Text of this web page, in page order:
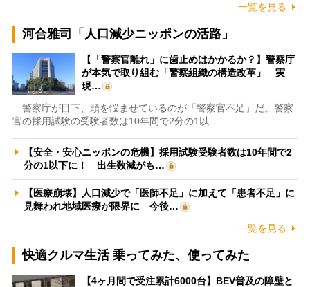
一覧を見る
河合雅司「人口減少ニッポンの活路」
【「警察官離れ」に歯止めはかかるか？】警察庁
が本気で取り組む「警察組織の構造改革」 実
現…
警察庁が目下、頭を悩ませているのが「警察官不足」だ。警察
官の採用試験の受験者数は10年間で2分の1以…
【安全・安心ニッポンの危機】採用試験受験者数は10年間で2
分の1以下に！ 出生数減がも…
【医療崩壊】人口減少で「医師不足」に加えて「患者不足」に
見舞われ地域医療が限界に 今後…
一覧を見る
快適クルマ生活 乗ってみた、使ってみた
【4ヶ月間で受注累計6000台】BEV普及の障壁と